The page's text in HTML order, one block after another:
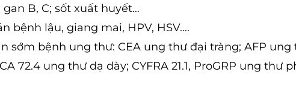
B, C; sốt xuất huyết…
bệnh lậu, giang mai, HPV, HSV….
sớm bệnh ung thư: CEA ung thư đại tràng; AFP ung
72.4 ung thư dạ dày; CYFRA 21.1, ProGRP ung thư